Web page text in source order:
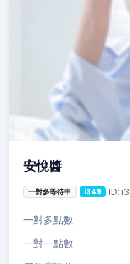
安悅醬
一對多等待中 i349 ID:
一對多點數
一對一點數